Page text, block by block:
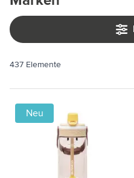
437 Elemente
Neu